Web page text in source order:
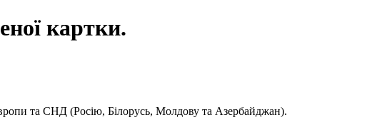
картки.
та СНД (Росію, Білорусь, Молдову та Азербайджан).